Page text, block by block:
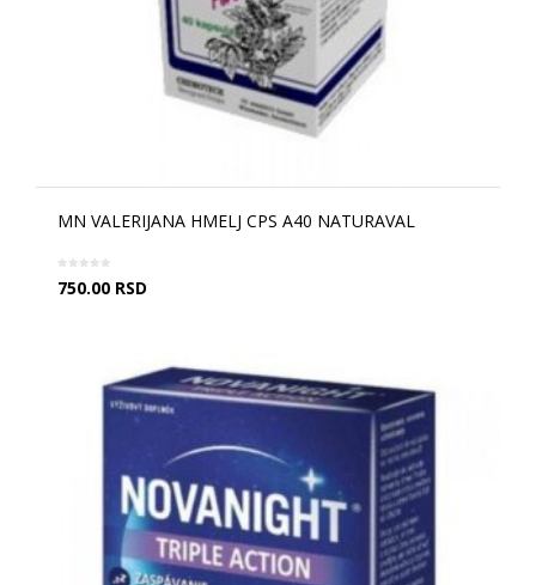
MN VALERIJANA HMELJ CPS A40 NATURAVAL
750.00 RSD